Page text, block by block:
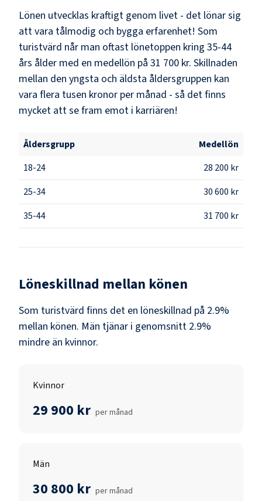
Lönen utvecklas kraftigt genom livet - det lönar sig
att vara tålmodig och bygga erfarenhet! Som
turistvärd når man oftast lönetoppen kring 35-44
års ålder med en medellön på 31 700 kr. Skillnaden
mellan den yngsta och äldsta åldersgruppen kan
vara flera tusen kronor per månad - så det finns
mycket att se fram emot i karriären!
Åldersgrupp
Medellön
18-24
28 200 kr
25-34
30 600 kr
35-44
31 700 kr
Löneskillnad mellan könen
Som turistvärd finns det en löneskillnad på 2.9%
mellan könen. Män tjänar i genomsnitt 2.9%
mindre än kvinnor.
Kvinnor
29 900 kr per månad
Män
30 800 kr per månad